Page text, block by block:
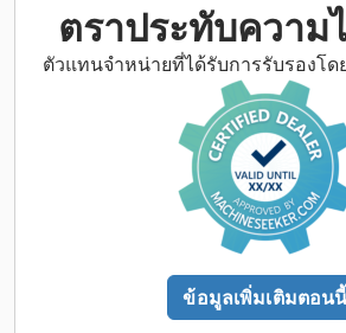
ตราประทับความ
ตัวแทนจำหน่ายที่ได้รับการรับรองโด
ข้อมูลเพิ่มเติมตอน